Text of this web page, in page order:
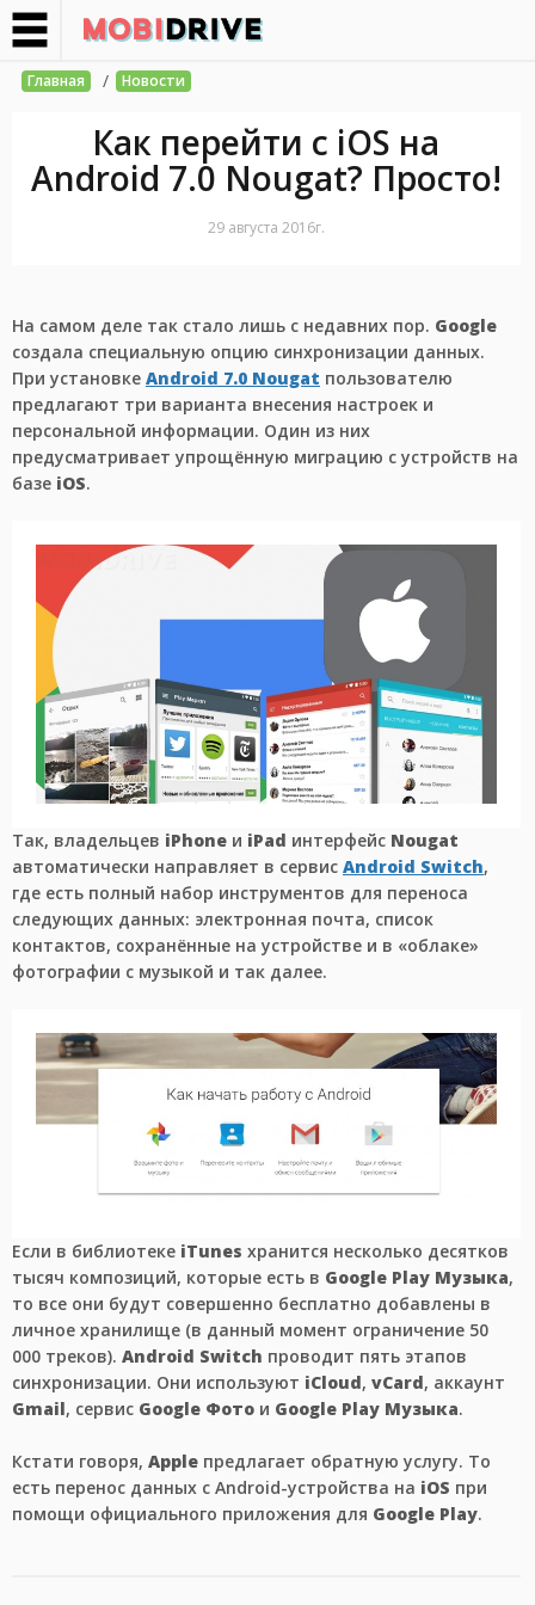
Главная / Новости
Как перейти c iOS на
Android 7.0 Nougat? Просто!
29 августа 2016г.
На самом деле так стало лишь с недавних пор. Google
создала специальную опцию синхронизации данных.
При установке Android 7.0 Nougat пользователю
предлагают три варианта внесения настроек и
персональной информации. Один из них
предусматривает упрощённую миграцию с устройств на
базе iOS.
Так, владельцев iPhone и iPad интерфейс Nougat
автоматически направляет в сервис Android Switch,
где есть полный набор инструментов для переноса
следующих данных: электронная почта, список
контактов, сохранённые на устройстве и в «облаке»
фотографии с музыкой и так далее.
Если в библиотеке iTunes хранится несколько десятков
тысяч композиций, которые есть в Google Play Музыка,
то все они будут совершенно бесплатно добавлены в
личное хранилище (в данный момент ограничение 50
000 треков). Android Switch проводит пять этапов
синхронизации. Они используют iCloud, vCard, аккаунт
Gmail, сервис Google Фото и Google Play Музыка.
Кстати говоря, Apple предлагает обратную услугу. То
есть перенос данных с Android-устройства на iOS при
помощи официального приложения для Google Play.